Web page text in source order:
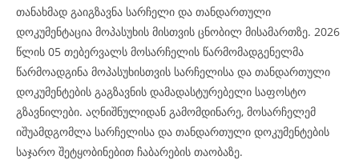
თანახმად გაიგზავნა სარჩელი და თანდართული
დოკუმენტაცია მოპასუხის მისთვის ცნობილ მისამართზე. 2026
წლის 05 თებერვალს მოსარჩელის წარმომადგენელმა
წარმოადგინა მოპასუხისთვის სარჩელისა და თანდართული
დოკუმენტების გაგზავნის დამადასტურებელი საფოსტო
გზავნილები. აღნიშნულიდან გამომდინარე, მოსარჩელემ
იშუამდგომლა სარჩელისა და თანდართული დოკუმენტების
საჯარო შეტყობინებით ჩაბარების თაობაზე.